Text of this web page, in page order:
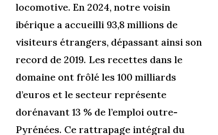
locomotive. En 2024, notre voisin
ibérique a accueilli 93,8 millions de
visiteurs étrangers, dépassant ainsi son
record de 2019. Les recettes dans le
domaine ont frôlé les 100 milliards
d’euros et le secteur représente
dorénavant 13 % de l’emploi outre-
Pyrénées. Ce rattrapage intégral du